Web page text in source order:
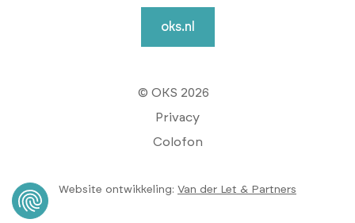
oks.nl
© OKS 2026
Privacy
Colofon
Website ontwikkeling: Van der Let & Partners